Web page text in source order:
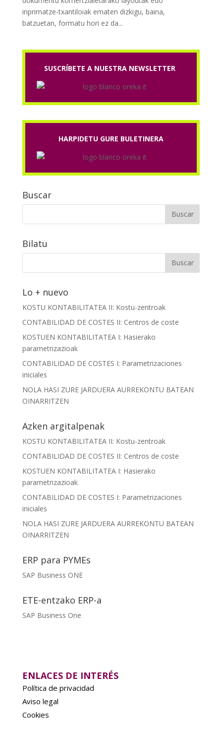
inprimatze-txantiloiak ematen dizkigu, baina,
batzuetan, formatu hori ez da...
SUSCRÍBETE A NUESTRA NEWSLETTER
HARPIDETU GURE BULETINERA
Buscar
Bilatu
Lo + nuevo
KOSTU KONTABILITATEA II: Kostu-zentroak
CONTABILIDAD DE COSTES II: Centros de coste
KOSTUEN KONTABILITATEA I: Hasierako
parametrizazioak
CONTABILIDAD DE COSTES I: Parametrizaciones
iniciales
NOLA HASI ZURE JARDUERA AURREKONTU BATEAN
OINARRITZEN
Azken argitalpenak
KOSTU KONTABILITATEA II: Kostu-zentroak
CONTABILIDAD DE COSTES II: Centros de coste
KOSTUEN KONTABILITATEA I: Hasierako
parametrizazioak
CONTABILIDAD DE COSTES I: Parametrizaciones
iniciales
NOLA HASI ZURE JARDUERA AURREKONTU BATEAN
OINARRITZEN
ERP para PYMEs
SAP Business ONE
ETE-entzako ERP-a
SAP Business One
ENLACES DE INTERÉS
Política de privacidad
Aviso legal
Cookies